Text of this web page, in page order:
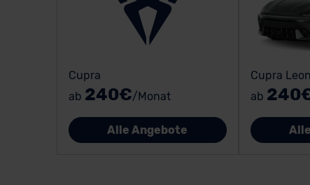
Cupra
ab 240€/Monat
Alle Angebote
Cupra Leon
ab